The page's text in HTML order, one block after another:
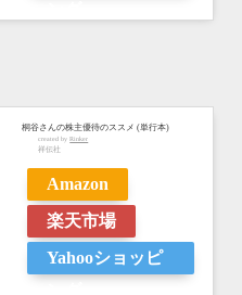
桐谷さんの株主優待のススメ (単行本)
created byRinker
祥伝社
Amazon
楽天市場
Yahooショッピ